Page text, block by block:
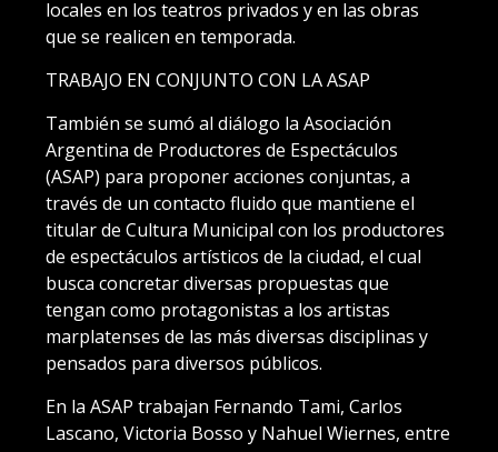
locales en los teatros privados y en las obras
que se realicen en temporada.
TRABAJO EN CONJUNTO CON LA ASAP
También se sumó al diálogo la Asociación
Argentina de Productores de Espectáculos
(ASAP) para proponer acciones conjuntas, a
través de un contacto fluido que mantiene el
titular de Cultura Municipal con los productores
de espectáculos artísticos de la ciudad, el cual
busca concretar diversas propuestas que
tengan como protagonistas a los artistas
marplatenses de las más diversas disciplinas y
pensados para diversos públicos.
En la ASAP trabajan Fernando Tami, Carlos
Lascano, Victoria Bosso y Nahuel Wiernes, entre